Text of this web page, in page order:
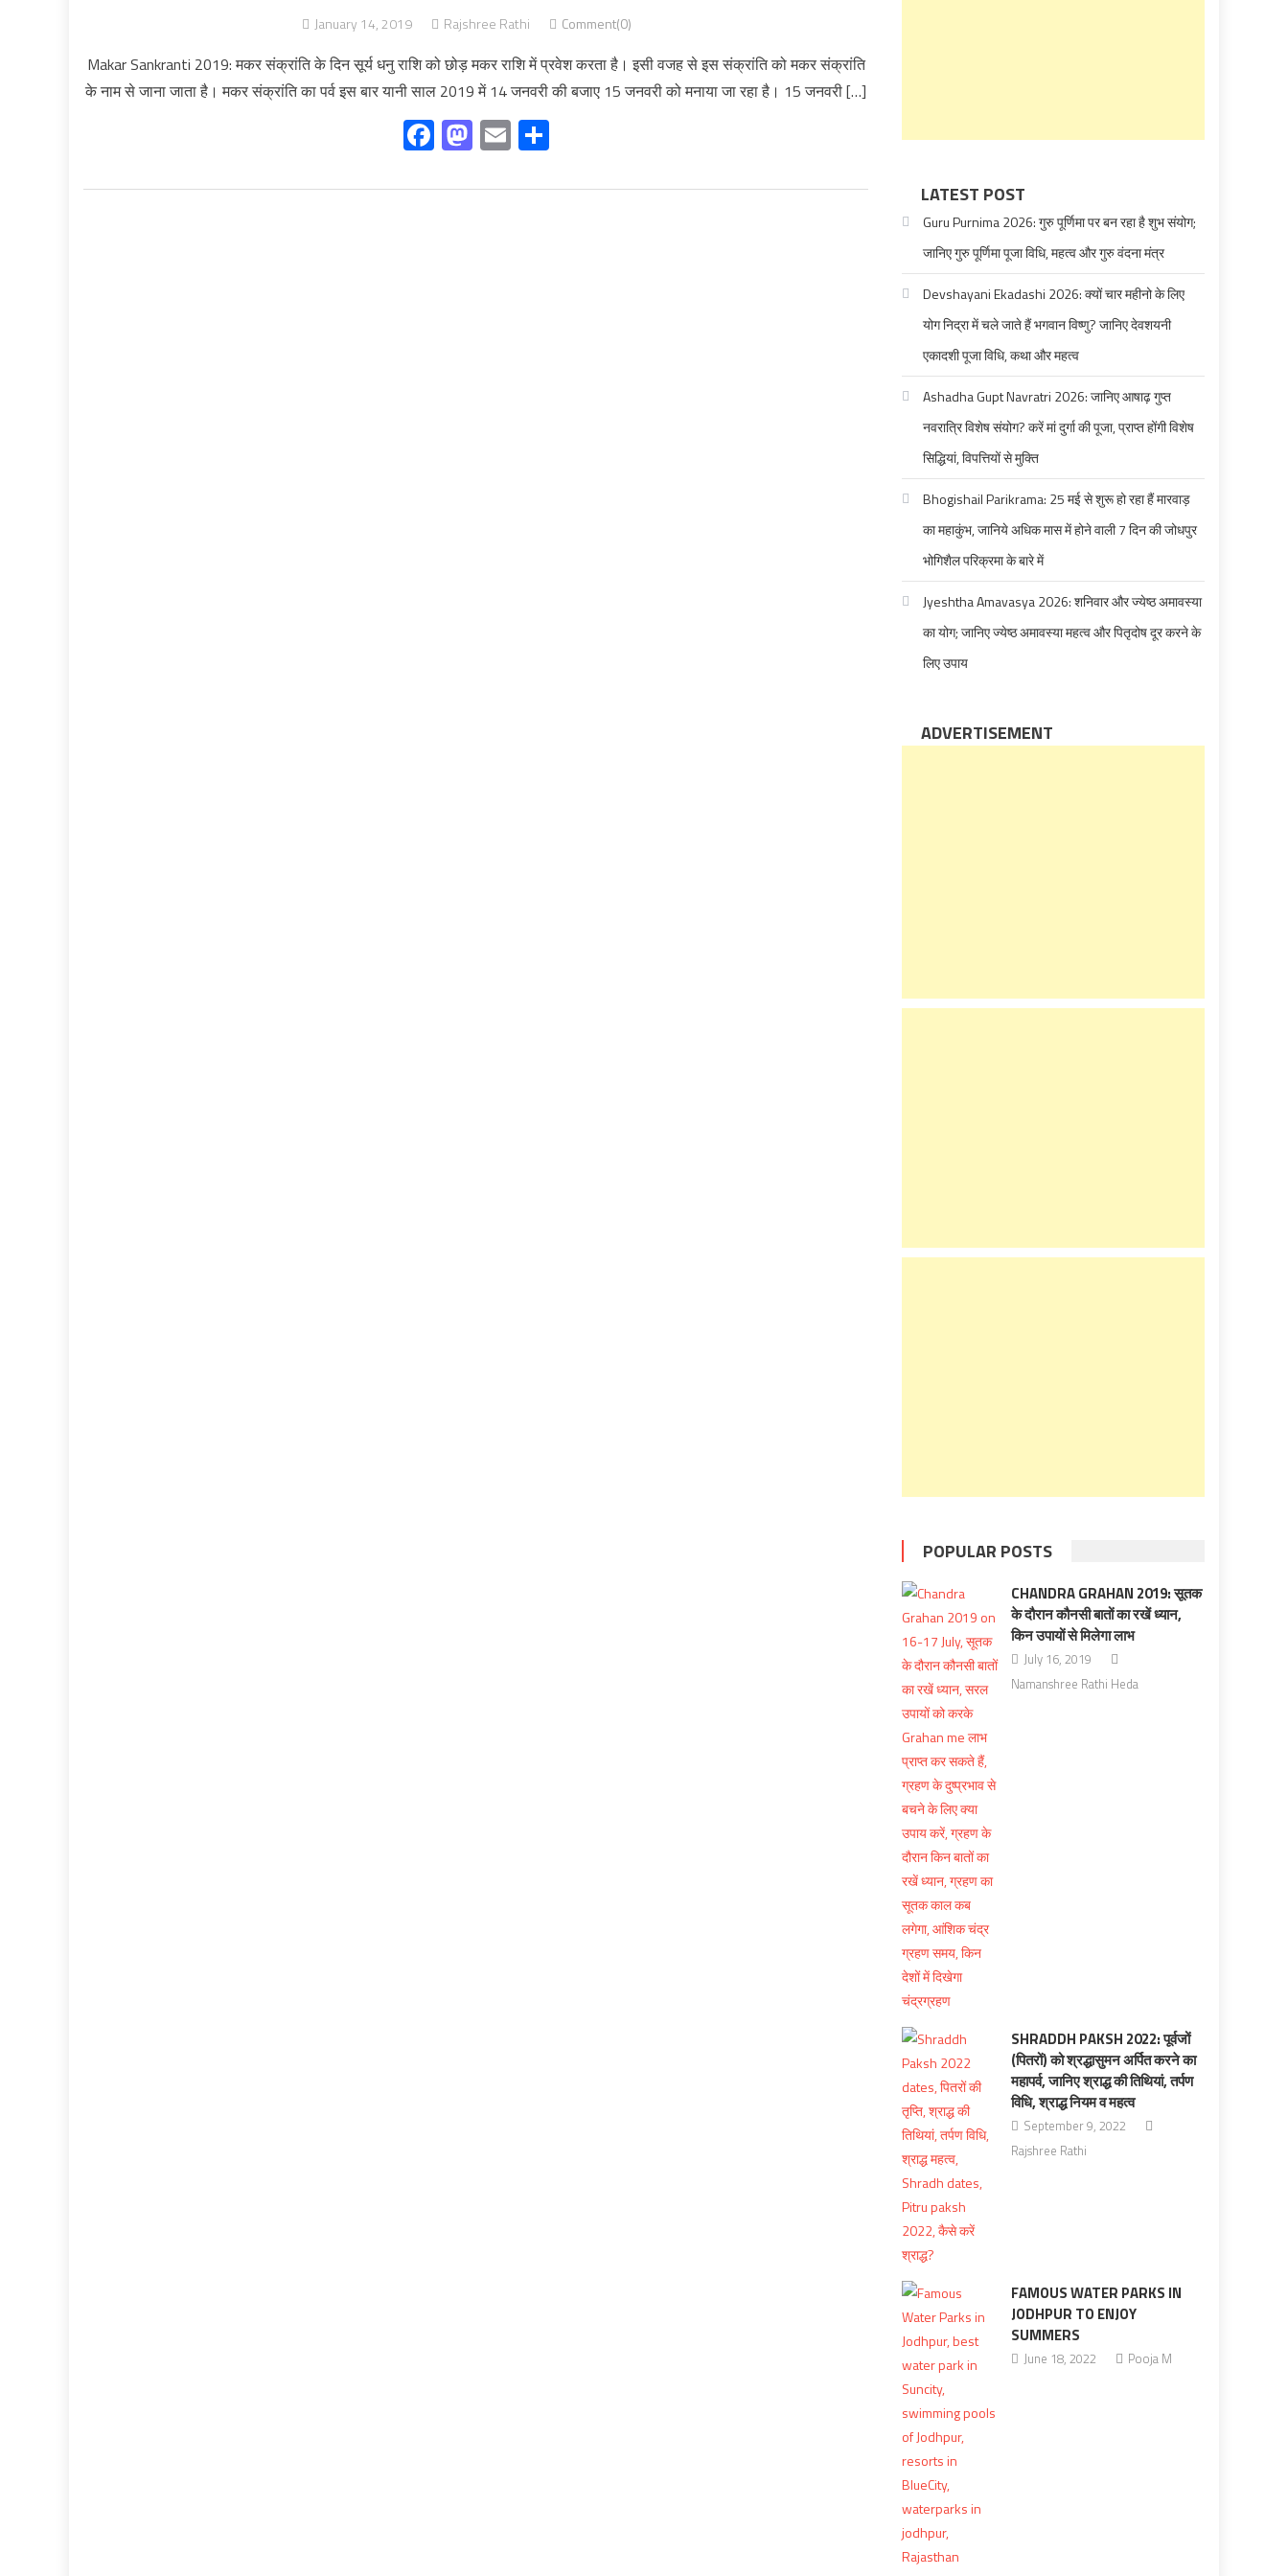
January 14, 2019 Rajshree Rathi Comment(0)
Makar Sankranti 2019: मकर संक्रांति के दिन सूर्य धनु राशि को छोड़ मकर राशि में प्रवेश करता है। इसी वजह से इस संक्रांति को मकर संक्रांति
के नाम से जाना जाता है। मकर संक्रांति का पर्व इस बार यानी साल 2019 में 14 जनवरी की बजाए 15 जनवरी को मनाया जा रहा है। 15 जनवरी […]
Facebook
Mastodon
EmailShare
LATEST POST
Guru Purnima 2026: गुरु पूर्णिमा पर बन रहा है शुभ संयोग;
जानिए गुरु पूर्णिमा पूजा विधि, महत्व और गुरु वंदना मंत्र
Devshayani Ekadashi 2026: क्यों चार महीनो के लिए
योग निद्रा में चले जाते हैं भगवान विष्णु? जानिए देवशयनी
एकादशी पूजा विधि, कथा और महत्व
Ashadha Gupt Navratri 2026: जानिए आषाढ़ गुप्त
नवरात्रि विशेष संयोग? करें मां दुर्गा की पूजा, प्राप्त होंगी विशेष
सिद्धियां, विपत्तियों से मुक्ति
Bhogishail Parikrama: 25 मई से शुरू हो रहा हैं मारवाड़
का महाकुंभ, जानिये अधिक मास में होने वाली 7 दिन की जोधपुर
भोगिशैल परिक्रमा के बारे में
Jyeshtha Amavasya 2026: शनिवार और ज्येष्ठ अमावस्या
का योग; जानिए ज्येष्ठ अमावस्या महत्व और पितृदोष दूर करने के
लिए उपाय
ADVERTISEMENT
POPULAR POSTS
CHANDRA GRAHAN 2019: सूतक
के दौरान कौनसी बातों का रखें ध्यान,
किन उपायों से मिलेगा लाभ
July 16, 2019
Namanshree Rathi Heda
SHRADDH PAKSH 2022: पूर्वजों
(पितरों) को श्रद्धासुमन अर्पित करने का
महापर्व, जानिए श्राद्ध की तिथियां, तर्पण
विधि, श्राद्ध नियम व महत्व
September 9, 2022
Rajshree Rathi
FAMOUS WATER PARKS IN
JODHPUR TO ENJOY
SUMMERS
June 18, 2022 Pooja M